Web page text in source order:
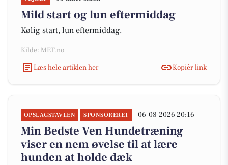
Mild start og lun eftermiddag
Kølig start, lun eftermiddag.
Kilde: MET.no
Læs hele artiklen her
Kopiér link
OPSLAGSTAVLEN SPONSORERET 06-08-2026 20:16
Min Bedste Ven Hundetræning
viser en nem øvelse til at lære
hunden at holde dæk